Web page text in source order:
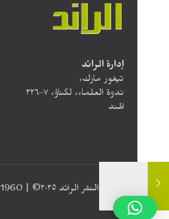
إدارة الرائد
تيغور مارك،
ندوة العلماء، لكناؤ، ۲۲٦۰۰۷
الهند
حقوق النشر الرائد ٢٠۲٥© | Registration No. RNI No. UP/ARA-4899/59 dtd. 16-09-1960